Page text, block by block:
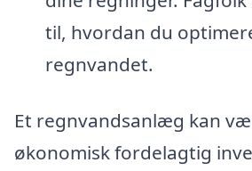
til, hvordan du
regnvandet.
Et regnvandsanlæg kan
økonomisk fordelagtig